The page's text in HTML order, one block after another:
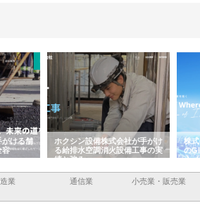
社が手がけ
備工事の実
株式会社東京シー・エム・シー
のGISインフラ管理システム導
入メリット
業 通信業 小売業・販売業